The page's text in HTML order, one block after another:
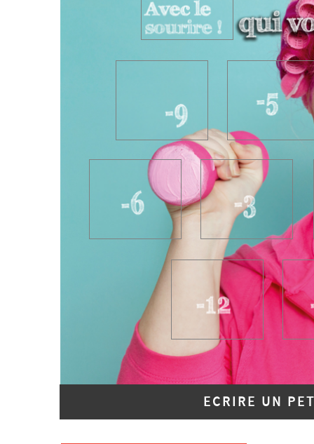
ECRIRE UN